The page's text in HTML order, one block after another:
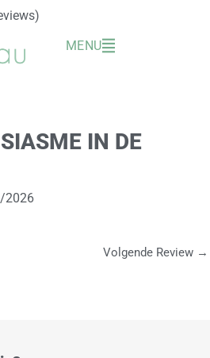
MENU
IN DE
2026
Volgende Review →